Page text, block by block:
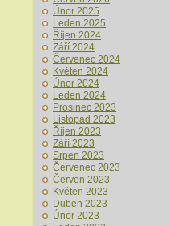
Únor 2025
Leden 2025
Říjen 2024
Září 2024
Červenec 2024
Květen 2024
Únor 2024
Leden 2024
Prosinec 2023
Listopad 2023
Říjen 2023
Září 2023
Srpen 2023
Červenec 2023
Červen 2023
Květen 2023
Duben 2023
Únor 2023